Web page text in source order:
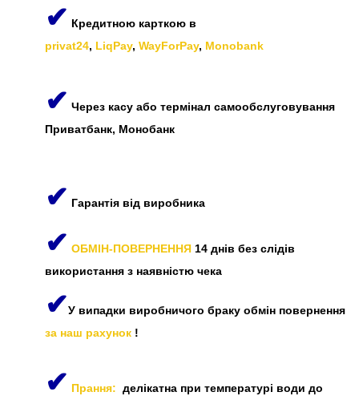
✔ Кредитною карткою в
privat24, LiqPay, WayForPay, Monobank
✔ Через касу або термінал самообслуговування
Приватбанк, Монобанк
✔ Гарантія від виробника
✔ ОБМІН-ПОВЕРНЕННЯ 14 днів без слідів
використання з наявністю чека
✔У випадки виробничого браку обмін повернення
за наш рахунок !
✔ Прання: делікатна при температурі води до